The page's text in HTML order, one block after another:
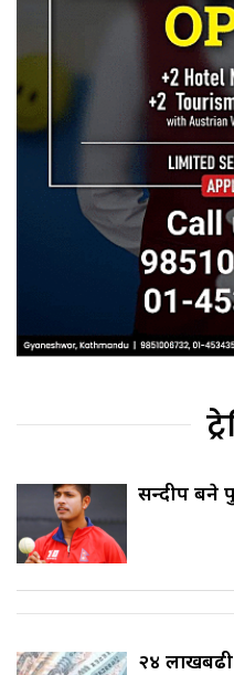
सन्दीप बने
२४ लाखबढी